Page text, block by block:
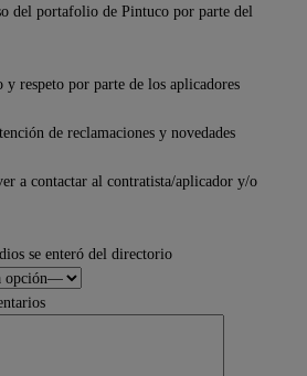
del portafolio de Pintuco por parte del
respeto por parte de los aplicadores
de reclamaciones y novedades
a contactar al contratista/aplicador y/o
se enteró del directorio